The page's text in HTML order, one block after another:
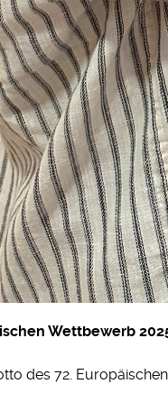
Wettbewerb
des 72.